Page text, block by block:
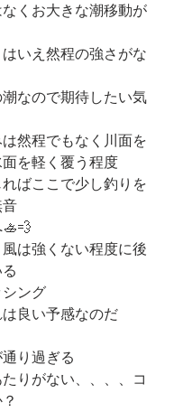
くお大きな潮移動が
いえ然程の強さがな
なので期待したい気
然程でもなく川面を
を軽く覆う程度
ばここで少し釣りを
は強くない程度に後
ング
良い予感なのだ
り過ぎる
りがない、、、、コ